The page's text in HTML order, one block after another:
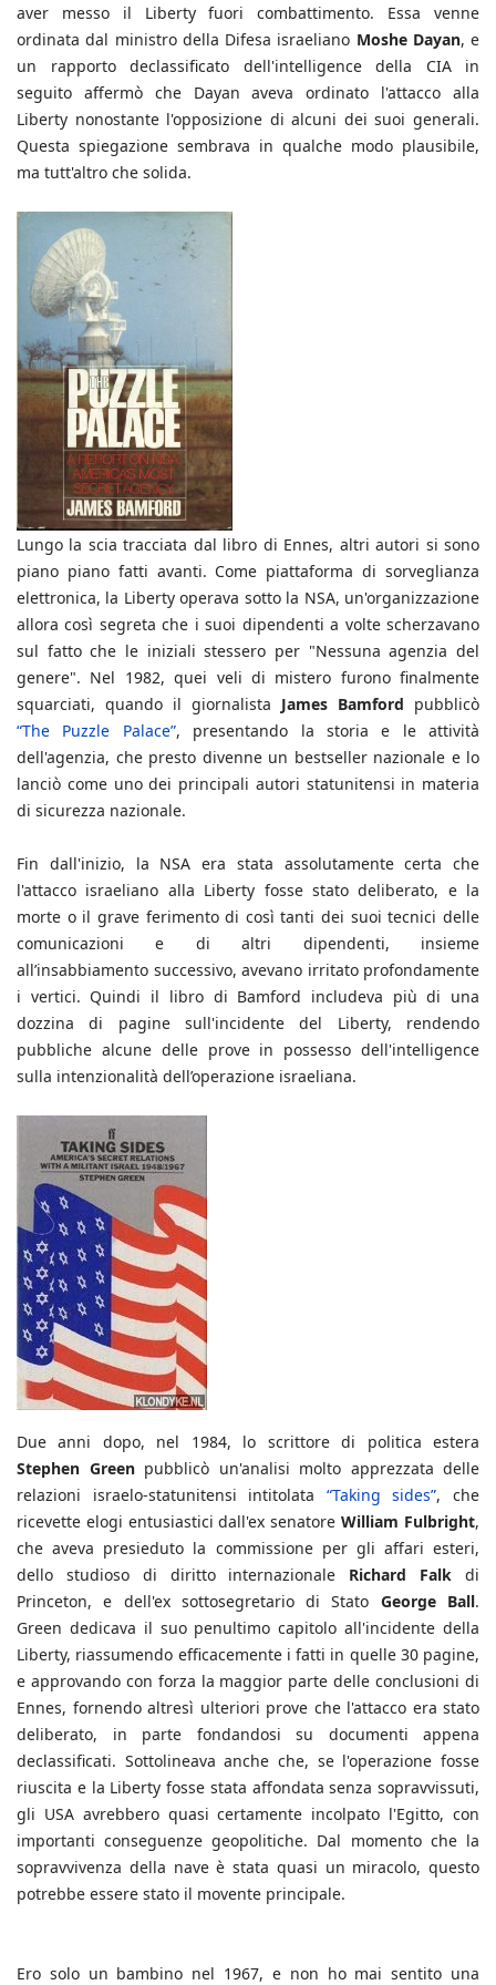
aver messo il Liberty fuori combattimento. Essa venne
ordinata dal ministro della Difesa israeliano Moshe Dayan, e
un rapporto declassificato dell'intelligence della CIA in
seguito affermò che Dayan aveva ordinato l'attacco alla
Liberty nonostante l'opposizione di alcuni dei suoi generali.
Questa spiegazione sembrava in qualche modo plausibile,
ma tutt'altro che solida.
Lungo la scia tracciata dal libro di Ennes, altri autori si sono
piano piano fatti avanti. Come piattaforma di sorveglianza
elettronica, la Liberty operava sotto la NSA, un'organizzazione
allora così segreta che i suoi dipendenti a volte scherzavano
sul fatto che le iniziali stessero per "Nessuna agenzia del
genere". Nel 1982, quei veli di mistero furono finalmente
squarciati, quando il giornalista James Bamford pubblicò
“The Puzzle Palace”, presentando la storia e le attività
dell'agenzia, che presto divenne un bestseller nazionale e lo
lanciò come uno dei principali autori statunitensi in materia
di sicurezza nazionale.
Fin dall'inizio, la NSA era stata assolutamente certa che
l'attacco israeliano alla Liberty fosse stato deliberato, e la
morte o il grave ferimento di così tanti dei suoi tecnici delle
comunicazioni e di altri dipendenti, insieme
all’insabbiamento successivo, avevano irritato profondamente
i vertici. Quindi il libro di Bamford includeva più di una
dozzina di pagine sull'incidente del Liberty, rendendo
pubbliche alcune delle prove in possesso dell'intelligence
sulla intenzionalità dell’operazione israeliana.
Due anni dopo, nel 1984, lo scrittore di politica estera
Stephen Green pubblicò un'analisi molto apprezzata delle
relazioni israelo-statunitensi intitolata “Taking sides”, che
ricevette elogi entusiastici dall'ex senatoreWilliam Fulbright,
che aveva presieduto la commissione per gli affari esteri,
dello studioso di diritto internazionale Richard Falk di
Princeton, e dell'ex sottosegretario di Stato George Ball.
Green dedicava il suo penultimo capitolo all'incidente della
Liberty, riassumendo efficacemente i fatti in quelle 30 pagine,
e approvando con forza la maggior parte delle conclusioni di
Ennes, fornendo altresì ulteriori prove che l'attacco era stato
deliberato, in parte fondandosi su documenti appena
declassificati. Sottolineava anche che, se l'operazione fosse
riuscita e la Liberty fosse stata affondata senza sopravvissuti,
gli USA avrebbero quasi certamente incolpato l'Egitto, con
importanti conseguenze geopolitiche. Dal momento che la
sopravvivenza della nave è stata quasi un miracolo, questo
potrebbe essere stato il movente principale.
Ero solo un bambino nel 1967, e non ho mai sentito una